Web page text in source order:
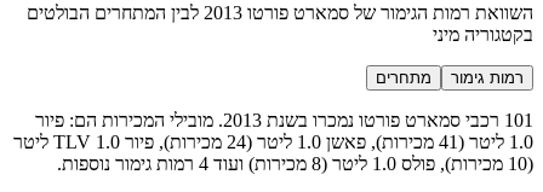
השוואת רמות הגימור של סמארט פורטו 2013 לבין המתחרים הבולטים
בקטגוריה מיני
רמות גימור מתחרים
101 רכבי סמארט פורטו נמכרו בשנת 2013. מובילי המכירות הם: פיור
1.0 ליטר (41 מכירות), פאשן 1.0 ליטר (24 מכירות), פיור TLV 1.0 ליטר
(10 מכירות), פולס 1.0 ליטר (8 מכירות) ועוד 4 רמות גימור נוספות.